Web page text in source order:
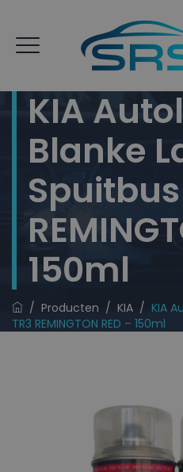
KIA
Blanke
Spuitbus
150ml
/ Producten / KIA / KIA
TR3 REMINGTON RED – 150ml